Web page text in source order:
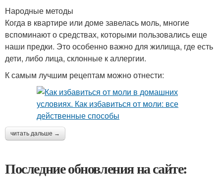
Народные методы
Когда в квартире или доме завелась моль, многие
вспоминают о средствах, которыми пользовались еще
наши предки. Это особенно важно для жилища, где есть
дети, либо лица, склонные к аллергии.
К самым лучшим рецептам можно отнести:
читать дальше →
Последние обновления на сайте: